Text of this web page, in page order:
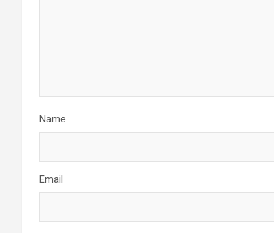
Name
Email